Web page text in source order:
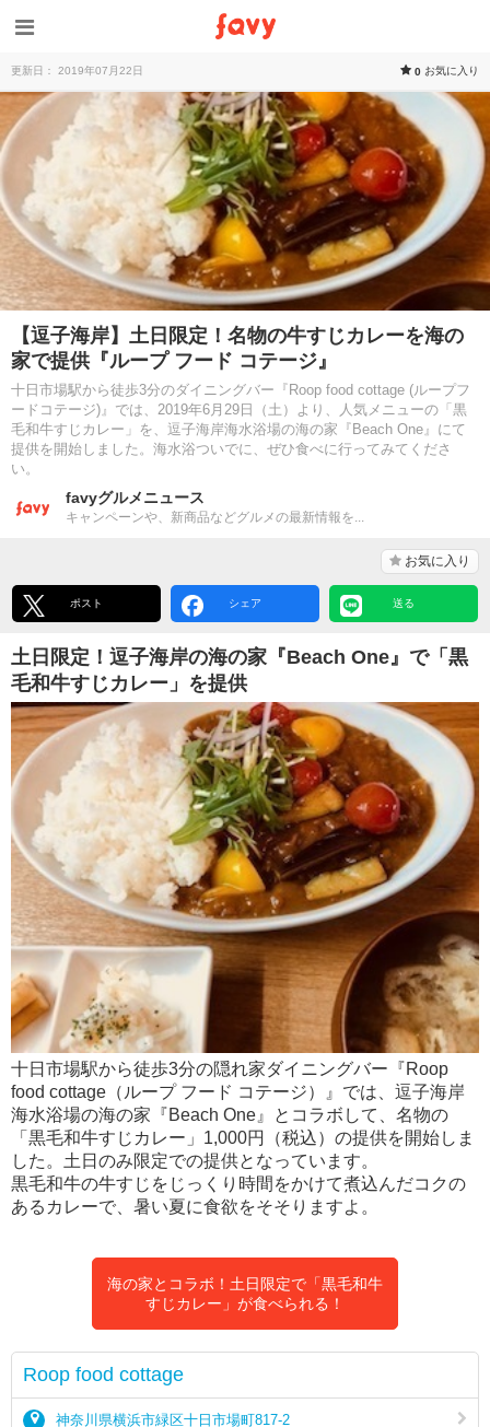
更新日： 2019年07月22日 0 お気に入り
【逗子海岸】土日限定！名物の牛すじカレーを海の
家で提供『ループ フード コテージ』
十日市場駅から徒歩3分のダイニングバー『Roop food cottage (ループフ
ードコテージ)』では、2019年6月29日（土）より、人気メニューの「黒
毛和牛すじカレー」を、逗子海岸海水浴場の海の家『Beach One』にて
提供を開始しました。海水浴ついでに、ぜひ食べに行ってみてくださ
い。
favyグルメニュース
キャンペーンや、新商品などグルメの最新情報を...
お気に入り
ポスト シェア 送る
土日限定！逗子海岸の海の家『Beach One』で「黒
毛和牛すじカレー」を提供
十日市場駅から徒歩3分の隠れ家ダイニングバー『Roop
food cottage（ループ フード コテージ）』では、逗子海岸
海水浴場の海の家『Beach One』とコラボして、名物の
「黒毛和牛すじカレー」1,000円（税込）の提供を開始しま
した。土日のみ限定での提供となっています。
黒毛和牛の牛すじをじっくり時間をかけて煮込んだコクの
あるカレーで、暑い夏に食欲をそそりますよ。
海の家とコラボ！土日限定で「黒毛和牛
すじカレー」が食べられる！
Roop food cottage
神奈川県横浜市緑区十日市場町817-2